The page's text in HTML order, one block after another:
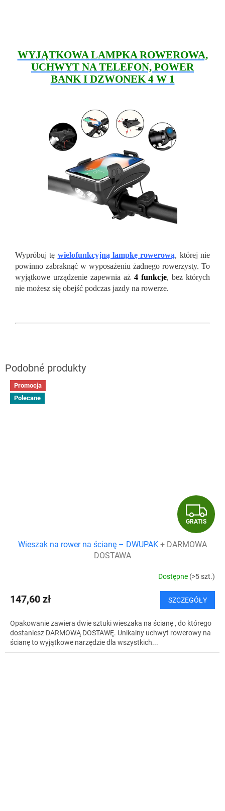
WYJĄTKOWA LAMPKA ROWEROWA,
UCHWYT NA TELEFON, POWER
BANK I DZWONEK 4 W 1
Wypróbuj tę wielofunkcyjną lampkę rowerową, której nie
powinno zabraknąć w wyposażeniu żadnego rowerzysty. To
wyjątkowe urządzenie zapewnia aż 4 funkcje, bez których
nie możesz się obejść podczas jazdy na rowerze.
Promocja
Polecane
G
R
A
T
I
S
GRATIS
Wieszak na rower na ścianę – DWUPAK + DARMOWA
DOSTAWA
Dostępne (>5 szt.)
147,60 zł SZCZEGÓŁY
Opakowanie zawiera dwie sztuki wieszaka na ścianę , do którego
dostaniesz DARMOWĄ DOSTAWĘ. Unikalny uchwyt rowerowy na
ścianę to wyjątkowe narzędzie dla wszystkich...